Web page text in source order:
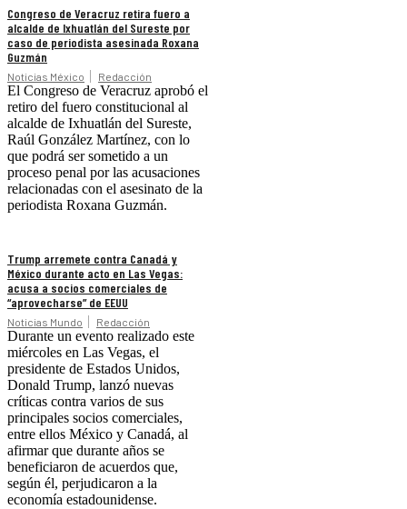
Congreso de Veracruz retira fuero a
alcalde de Ixhuatlán del Sureste por
caso de periodista asesinada Roxana
Guzmán
Noticias México Redacción
El Congreso de Veracruz aprobó el
retiro del fuero constitucional al
alcalde de Ixhuatlán del Sureste,
Raúl González Martínez, con lo
que podrá ser sometido a un
proceso penal por las acusaciones
relacionadas con el asesinato de la
periodista Roxana Guzmán.
Trump arremete contra Canadá y
México durante acto en Las Vegas:
acusa a socios comerciales de
“aprovecharse” de EEUU
Noticias Mundo Redacción
Durante un evento realizado este
miércoles en Las Vegas, el
presidente de Estados Unidos,
Donald Trump, lanzó nuevas
críticas contra varios de sus
principales socios comerciales,
entre ellos México y Canadá, al
afirmar que durante años se
beneficiaron de acuerdos que,
según él, perjudicaron a la
economía estadounidense.